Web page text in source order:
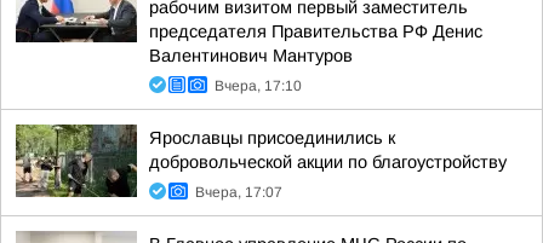
рабочим визитом первый заместитель
председателя Правительства РФ Денис
Валентинович Мантуров
Вчера, 17:10
Ярославцы присоединились к
добровольческой акции по благоустройству
Вчера, 17:07